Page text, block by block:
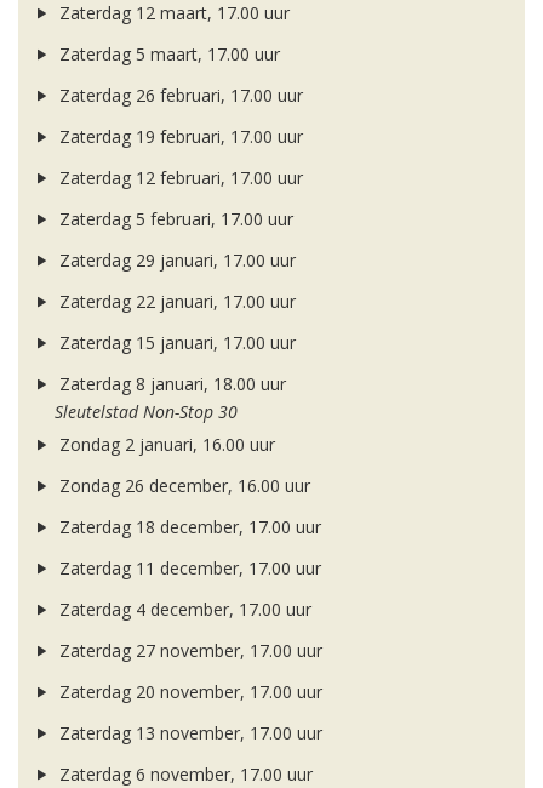
Zaterdag 12 maart, 17.00 uur
Zaterdag 5 maart, 17.00 uur
Zaterdag 26 februari, 17.00 uur
Zaterdag 19 februari, 17.00 uur
Zaterdag 12 februari, 17.00 uur
Zaterdag 5 februari, 17.00 uur
Zaterdag 29 januari, 17.00 uur
Zaterdag 22 januari, 17.00 uur
Zaterdag 15 januari, 17.00 uur
Zaterdag 8 januari, 18.00 uur
Sleutelstad Non-Stop 30
Zondag 2 januari, 16.00 uur
Zondag 26 december, 16.00 uur
Zaterdag 18 december, 17.00 uur
Zaterdag 11 december, 17.00 uur
Zaterdag 4 december, 17.00 uur
Zaterdag 27 november, 17.00 uur
Zaterdag 20 november, 17.00 uur
Zaterdag 13 november, 17.00 uur
Zaterdag 6 november, 17.00 uur